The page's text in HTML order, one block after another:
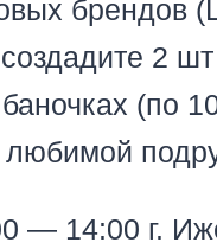
брендов
2
(по
— 14:00 г.